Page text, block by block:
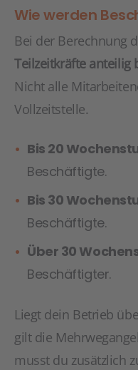
Wie werden
Bei der Berechnung
Teilzeitkräfte anteilig
Nicht alle
Vollzeitstelle.
Bis 20
Beschäftigte.
Bis 30
Beschäftigte.
Über 30
Beschäftigter.
Liegt dein Betrieb
gilt die
musst du zusätzlich